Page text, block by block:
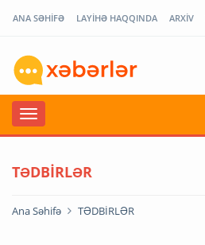
ANA SƏHİFƏ LAYİHƏ HAQQINDA ARXİV
TƏDBİRLƏR
Ana Səhifə TƏDBİRLƏR